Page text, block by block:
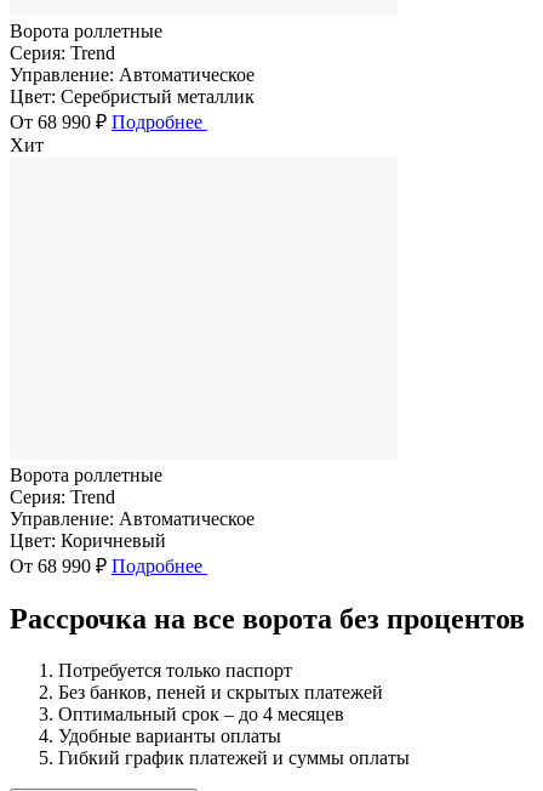
Ворота роллетные
Серия: Trend
Управление: Автоматическое
Цвет: Серебристый металлик
От 68 990 ₽ Подробнее
Хит
Ворота роллетные
Серия: Trend
Управление: Автоматическое
Цвет: Коричневый
От 68 990 ₽ Подробнее
Рассрочка на все ворота без процентов
Потребуется только паспорт
Без банков, пеней и скрытых платежей
Оптимальный срок – до 4 месяцев
Удобные варианты оплаты
Гибкий график платежей и суммы оплаты